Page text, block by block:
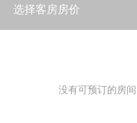
选择客房房价
没有可预订的房